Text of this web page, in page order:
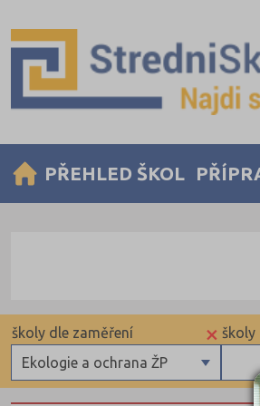
PŘEHLED ŠKOL
školy
×
Ekologie a ochrana ŽP
školy dle zaměření